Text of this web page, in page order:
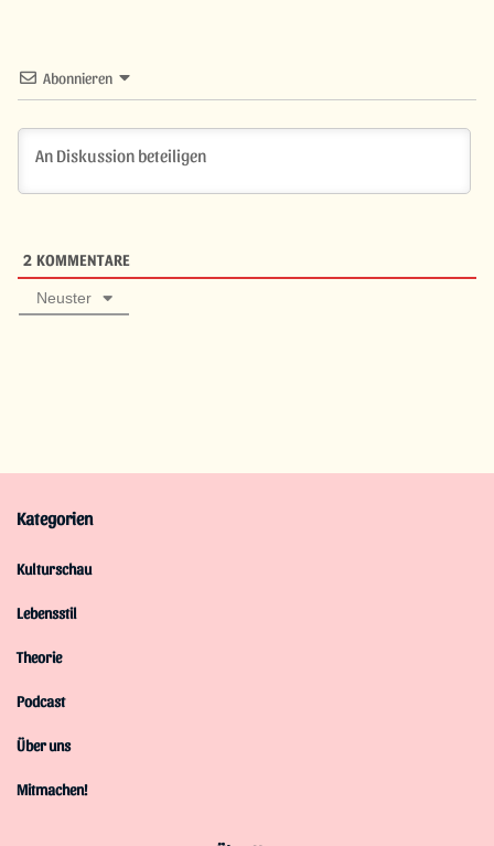
Abonnieren
2 KOMMENTARE
Neuster
Kategorien
Kulturschau
Lebensstil
Theorie
Podcast
Über uns
Mitmachen!